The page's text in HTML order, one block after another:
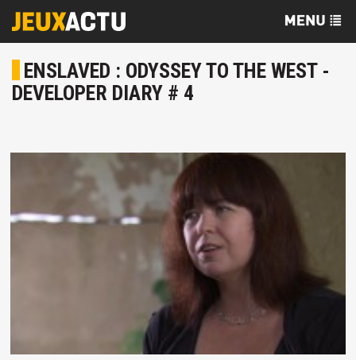
ENSLAVED : ODYSSEY TO THE WEST -
DEVELOPER DIARY # 4